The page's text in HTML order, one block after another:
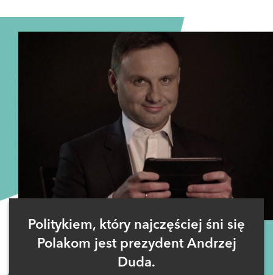
Politykiem, który najczęściej śni się
Polakom jest prezydent Andrzej
Duda.